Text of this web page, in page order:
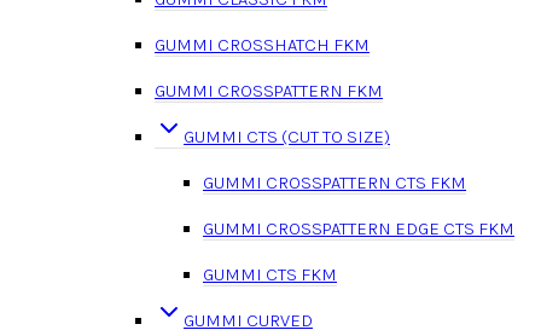
GUMMI CROSSHATCH FKM
GUMMI CROSSPATTERN FKM
GUMMI CTS (CUT TO SIZE)
GUMMI CROSSPATTERN CTS FKM
GUMMI CROSSPATTERN EDGE CTS FKM
GUMMI CTS FKM
GUMMI CURVED